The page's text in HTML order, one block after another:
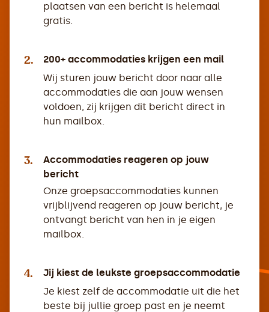
plaatsen van een bericht is helemaal
gratis.
2.
200+ accommodaties krijgen een mail
Wij sturen jouw bericht door naar alle
accommodaties die aan jouw wensen
voldoen, zij krijgen dit bericht direct in
hun mailbox.
3.
Accommodaties reageren op jouw
bericht
Onze groepsaccommodaties kunnen
vrijblijvend reageren op jouw bericht, je
ontvangt bericht van hen in je eigen
mailbox.
4.
Jij kiest de leukste groepsaccommodatie
Je kiest zelf de accommodatie uit die het
beste bij jullie groep past en je neemt